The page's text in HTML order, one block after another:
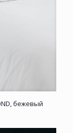
бежевый